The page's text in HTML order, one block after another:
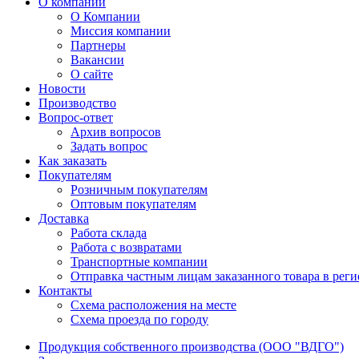
О Компании
Миссия компании
Партнеры
Вакансии
О сайте
Новости
Производство
Вопрос-ответ
Архив вопросов
Задать вопрос
Как заказать
Покупателям
Розничным покупателям
Оптовым покупателям
Доставка
Работа склада
Работа с возвратами
Транспортные компании
Отправка частным лицам заказанного товара в
Контакты
Схема расположения на месте
Схема проезда по городу
Продукция собственного производства (ООО "ВДГО")